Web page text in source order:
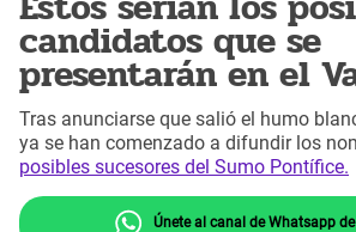
candidatos que se
presentarán en el
Tras anunciarse que salió el humo
ya se han comenzado a difundir los
posibles sucesores del Sumo Pontífice.
Únete al canal de Whatsapp